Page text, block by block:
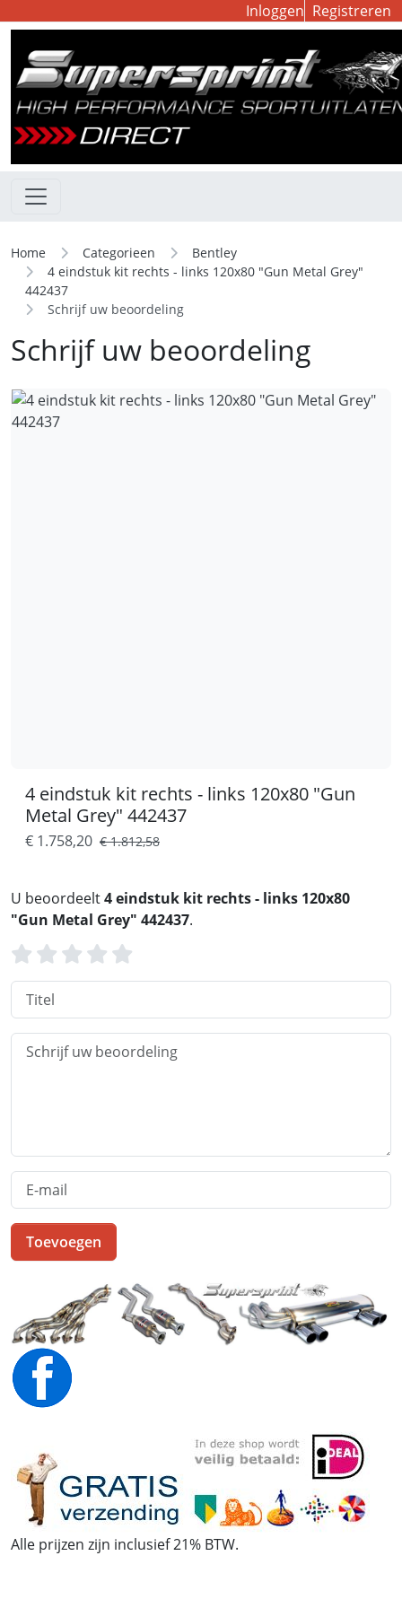
Inloggen Registreren
Home Categorieen
Bentley
4 eindstuk kit rechts - links 120x80 "Gun Metal Grey"
442437
Schrijf uw beoordeling
Schrijf uw beoordeling
4 eindstuk kit rechts - links 120x80 "Gun
Metal Grey" 442437
€ 1.758,20 € 1.812,58
U beoordeelt4 eindstuk kit rechts - links 120x80
"Gun Metal Grey" 442437.
Toevoegen
Alle prijzen zijn inclusief 21% BTW.